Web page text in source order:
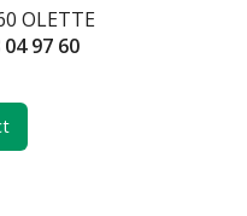
OLETTE
97 60